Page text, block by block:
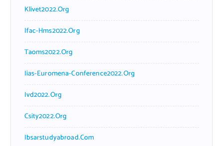
Klivet2022.org
Ifac-Hms2022.org
Taoms2022.org
Iias-Euromena-Conference2022.org
Ivd2022.org
Csity2022.org
Ibsarstudyabroad.com